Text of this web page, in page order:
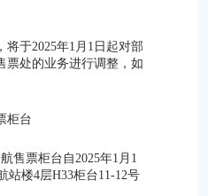
将于2025年1月1日起对部
票处的业务进行调整，如
柜台
售票柜台自2025年1月1
站楼4层H33柜台11-12号